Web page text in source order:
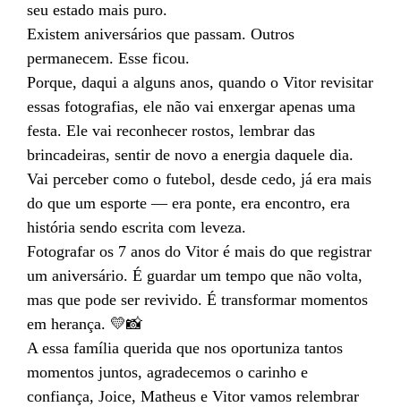
seu estado mais puro.
Existem aniversários que passam. Outros
permanecem. Esse ficou.
Porque, daqui a alguns anos, quando o Vitor revisitar
essas fotografias, ele não vai enxergar apenas uma
festa. Ele vai reconhecer rostos, lembrar das
brincadeiras, sentir de novo a energia daquele dia.
Vai perceber como o futebol, desde cedo, já era mais
do que um esporte — era ponte, era encontro, era
história sendo escrita com leveza.
Fotografar os 7 anos do Vitor é mais do que registrar
um aniversário. É guardar um tempo que não volta,
mas que pode ser revivido. É transformar momentos
em herança. 💛📸
A essa família querida que nos oportuniza tantos
momentos juntos, agradecemos o carinho e
confiança, Joice, Matheus e Vitor vamos relembrar